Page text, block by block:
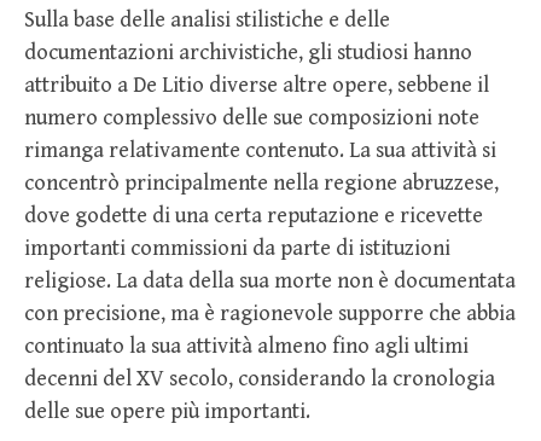
Sulla base delle analisi stilistiche e delle
documentazioni archivistiche, gli studiosi hanno
attribuito a De Litio diverse altre opere, sebbene il
numero complessivo delle sue composizioni note
rimanga relativamente contenuto. La sua attività si
concentrò principalmente nella regione abruzzese,
dove godette di una certa reputazione e ricevette
importanti commissioni da parte di istituzioni
religiose. La data della sua morte non è documentata
con precisione, ma è ragionevole supporre che abbia
continuato la sua attività almeno fino agli ultimi
decenni del XV secolo, considerando la cronologia
delle sue opere più importanti.